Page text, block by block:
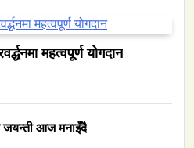
महत्वपूर्ण योगदान
जयन्ती आज मनाइँदै
वातावरण
महत्वपूर्ण योगदान